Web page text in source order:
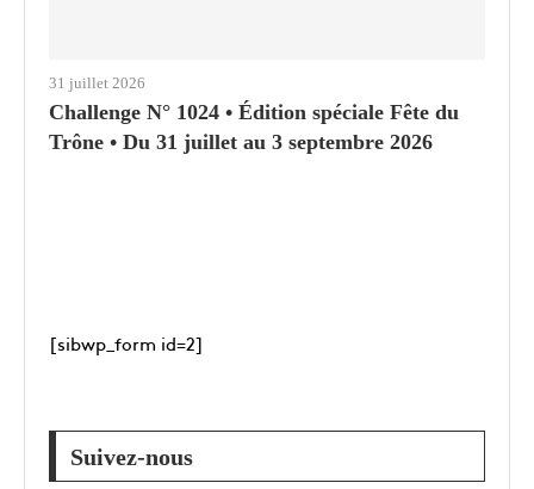
31 juillet 2026
Challenge N° 1024 • Édition spéciale Fête du
Trône • Du 31 juillet au 3 septembre 2026
[sibwp_form id=2]
Suivez-nous